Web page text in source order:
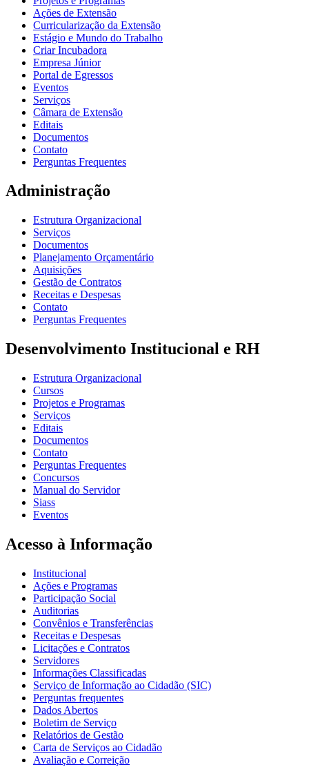
Ações de Extensão
Curricularização da Extensão
Estágio e Mundo do Trabalho
Criar Incubadora
Empresa Júnior
Portal de Egressos
Eventos
Serviços
Câmara de Extensão
Editais
Documentos
Contato
Perguntas Frequentes
Administração
Estrutura Organizacional
Serviços
Documentos
Planejamento Orçamentário
Aquisições
Gestão de Contratos
Receitas e Despesas
Contato
Perguntas Frequentes
Desenvolvimento Institucional e RH
Estrutura Organizacional
Cursos
Projetos e Programas
Serviços
Editais
Documentos
Contato
Perguntas Frequentes
Concursos
Manual do Servidor
Siass
Eventos
Acesso à Informação
Institucional
Ações e Programas
Participação Social
Auditorias
Convênios e Transferências
Receitas e Despesas
Licitações e Contratos
Servidores
Informações Classificadas
Serviço de Informação ao Cidadão (SIC)
Perguntas frequentes
Dados Abertos
Boletim de Serviço
Relatórios de Gestão
Carta de Serviços ao Cidadão
Avaliação e Correição